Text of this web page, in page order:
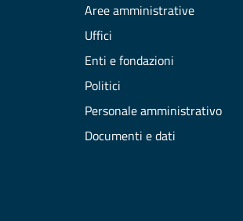
Aree amministrative
Uffici
Enti e fondazioni
Politici
Personale amministrativo
Documenti e dati